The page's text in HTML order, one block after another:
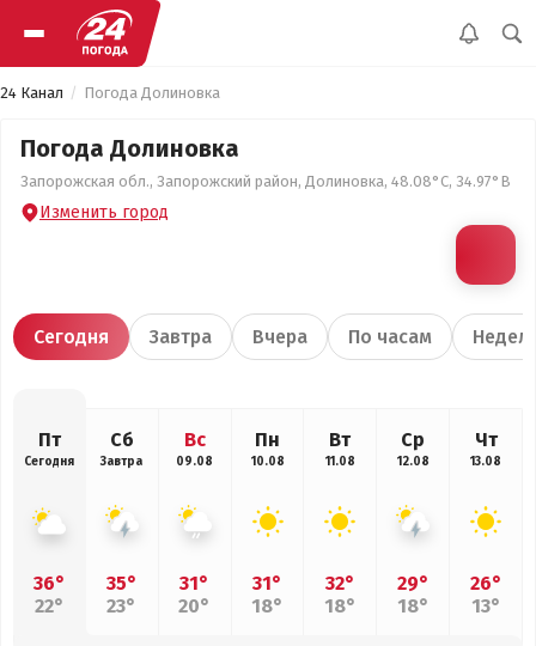
24 Канал Погода Долиновка
Погода Долиновка
Запорожская обл., Запорожский район, Долиновка, 48.08°С, 34.97°В
Изменить город
Сегодня Завтра Вчера По часам
Пт
Сегодня
36°
22°
Сб
Завтра
35°
23°
Вс
09.08
31°
20°
Пн
10.08
31°
18°
Вт
11.08
32°
18°
Ср
12.08
29°
18°
Чт
13.08
26°
13°